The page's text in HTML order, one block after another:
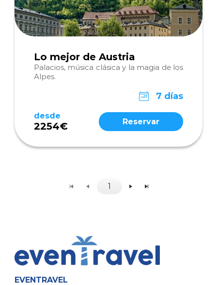
Lo mejor de Austria
Palacios, música clásica y la magia de los
Alpes.
7 días
desde
2254€ Reservar
1
EVENTRAVEL